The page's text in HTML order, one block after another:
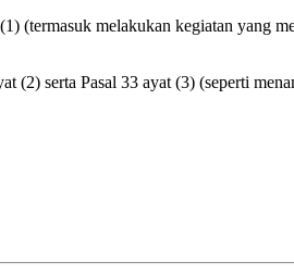
(termasuk melakukan kegiatan yang
(2) serta Pasal 33 ayat (3) (seperti